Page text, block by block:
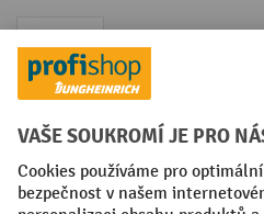
Faktura
Sociální sítě
Facebook
YouTubeLinkedIn